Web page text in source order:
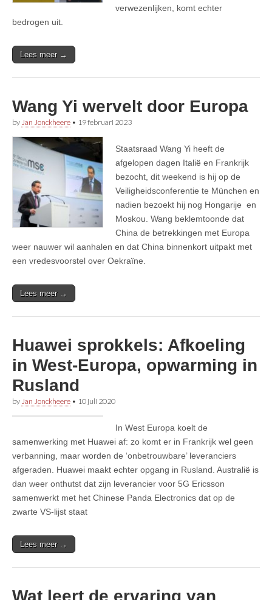
verwezenlijken, komt echter
bedrogen uit.
Lees meer →
Wang Yi wervelt door Europa
by Jan Jonckheere • 19 februari 2023
Staatsraad Wang Yi heeft de
afgelopen dagen Italië en Frankrijk
bezocht, dit weekend is hij op de
Veiligheidsconferentie te München en
nadien bezoekt hij nog Hongarije en
Moskou. Wang beklemtoonde dat
China de betrekkingen met Europa
weer nauwer wil aanhalen en dat China binnenkort uitpakt met
een vredesvoorstel over Oekraïne.
Lees meer →
Huawei sprokkels: Afkoeling
in West-Europa, opwarming in
Rusland
by Jan Jonckheere • 10 juli 2020
In West Europa koelt de
samenwerking met Huawei af: zo komt er in Frankrijk wel geen
verbanning, maar worden de ‘onbetrouwbare’ leveranciers
afgeraden. Huawei maakt echter opgang in Rusland. Australië is
dan weer onthutst dat zijn leverancier voor 5G Ericsson
samenwerkt met het Chinese Panda Electronics dat op de
zwarte VS-lijst staat
Lees meer →
Wat leert de ervaring van